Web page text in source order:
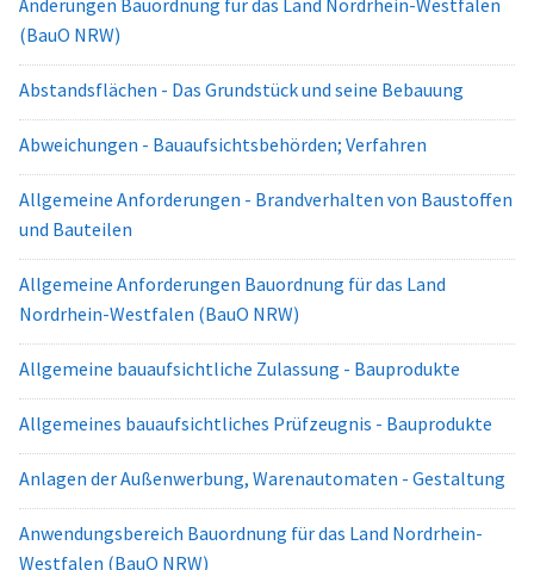
Änderungen Bauordnung für das Land Nordrhein-Westfalen
(BauO NRW)
Abstandsflächen - Das Grundstück und seine Bebauung
Abweichungen - Bauaufsichtsbehörden; Verfahren
Allgemeine Anforderungen - Brandverhalten von Baustoffen
und Bauteilen
Allgemeine Anforderungen Bauordnung für das Land
Nordrhein-Westfalen (BauO NRW)
Allgemeine bauaufsichtliche Zulassung - Bauprodukte
Allgemeines bauaufsichtliches Prüfzeugnis - Bauprodukte
Anlagen der Außenwerbung, Warenautomaten - Gestaltung
Anwendungsbereich Bauordnung für das Land Nordrhein-
Westfalen (BauO NRW)